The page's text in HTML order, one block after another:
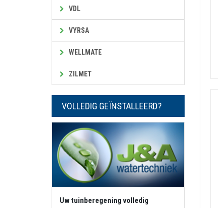
VDL
VYRSA
WELLMATE
ZILMET
VOLLEDIG GEÏNSTALLEERD?
Uw tuinberegening volledig